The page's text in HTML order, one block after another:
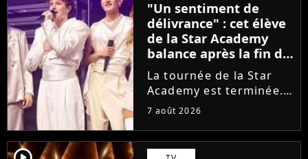
"Un sentiment de
délivrance" : cet élève
de la Star Academy
balance après la fin de
la tournée
La tournée de la Star
Academy est terminée.
L'occasion pour les
projets solos. En
parallèle, cet élève sort
7 août 2026